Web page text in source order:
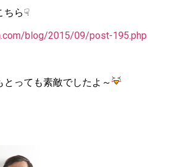
ちら☟
blog/2015/09/post-195.php
っても素敵でしたよ～